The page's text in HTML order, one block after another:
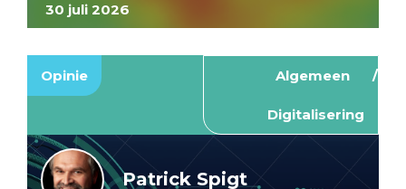
30 juli 2026
Opinie Algemeen
Digitalisering
Patrick Spigt